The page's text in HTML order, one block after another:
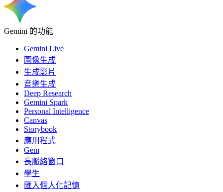
Gemini 的功能
Gemini Live
圖像生成
生成影片
音樂生成
Deep Research
Gemini Spark
Personal Intelligence
Canvas
Storybook
應用程式
Gem
長脈絡窗口
學生
匯入個人化記憶